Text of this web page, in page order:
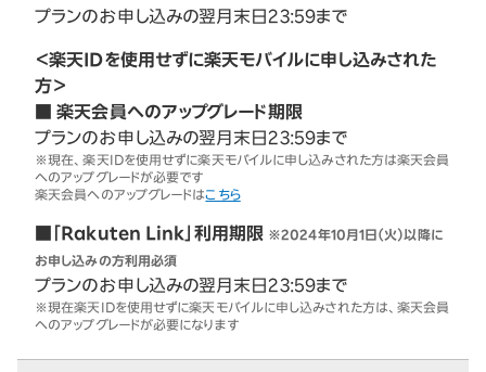
プランのお申し込みの翌月末日23:59まで
＜楽天IDを使用せずに楽天モバイルに申し込みされた
方＞
■ 楽天会員へのアップグレード期限
プランのお申し込みの翌月末日23:59まで
※現在、楽天IDを使用せずに楽天モバイルに申し込みされた方は楽天会員
へのアップグレードが必要です
楽天会員へのアップグレードはこちら
■「Rakuten Link」利用期限 ※2024年10月1日（火）以降に
お申し込みの方利用必須
プランのお申し込みの翌月末日23:59まで
※現在楽天IDを使用せずに楽天モバイルに申し込みされた方は、楽天会員
へのアップグレードが必要になります